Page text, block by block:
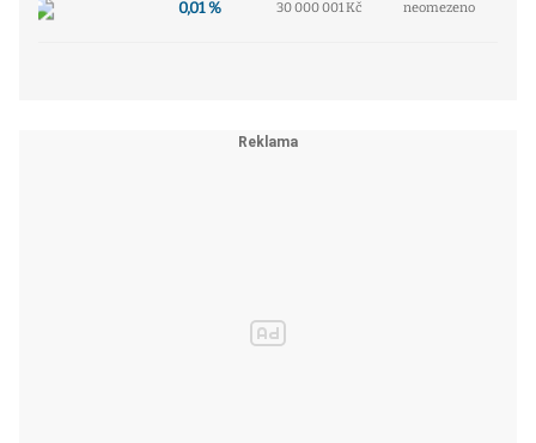
0,01 % 30 000 001 Kč neomezeno